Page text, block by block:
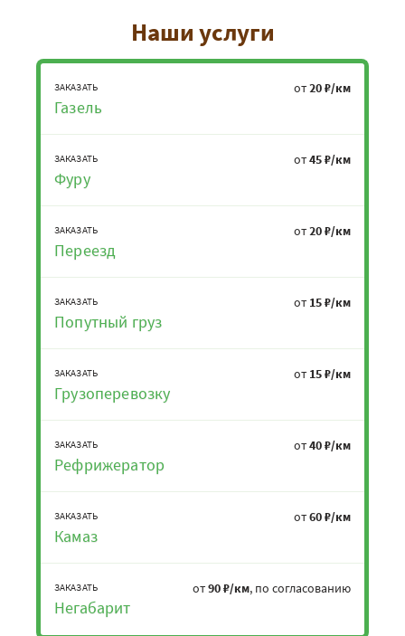
Наши услуги
ЗАКАЗАТЬ
Газель
от20 ₽/км
ЗАКАЗАТЬ
Фуру
от45 ₽/км
ЗАКАЗАТЬ
Переезд
от20 ₽/км
ЗАКАЗАТЬ
Попутный груз
от 15 ₽/км
ЗАКАЗАТЬ
Грузоперевозку
от 15 ₽/км
ЗАКАЗАТЬ
Рефрижератор
от40 ₽/км
ЗАКАЗАТЬ
Камаз
от60 ₽/км
ЗАКАЗАТЬ
Негабарит
от90 ₽/км, по согласованию